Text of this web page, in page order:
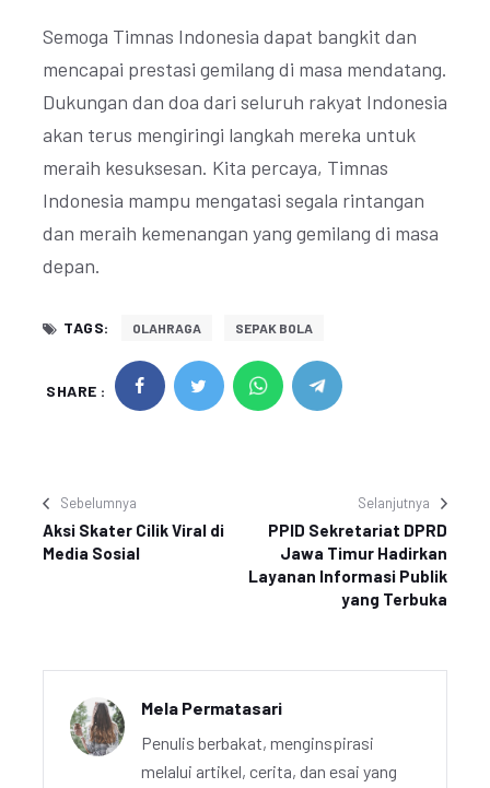
Semoga Timnas Indonesia dapat bangkit dan
mencapai prestasi gemilang di masa mendatang.
Dukungan dan doa dari seluruh rakyat Indonesia
akan terus mengiringi langkah mereka untuk
meraih kesuksesan. Kita percaya, Timnas
Indonesia mampu mengatasi segala rintangan
dan meraih kemenangan yang gemilang di masa
depan.
TAGS: OLAHRAGA SEPAK BOLA
SHARE :
Sebelumnya
Aksi Skater Cilik Viral di
Media Sosial
Selanjutnya
PPID Sekretariat DPRD
Jawa Timur Hadirkan
Layanan Informasi Publik
yang Terbuka
Mela Permatasari
Penulis berbakat, menginspirasi
melalui artikel, cerita, dan esai yang